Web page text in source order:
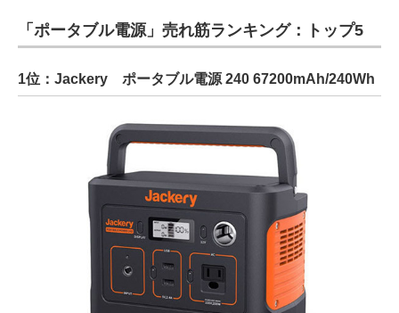
「ポータブル電源」売れ筋ランキング：トップ5
1位：Jackery ポータブル電源 240 67200mAh/240Wh